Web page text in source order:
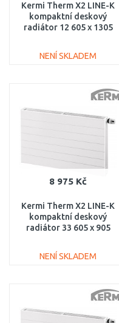
Kermi Therm X2 LINE-K
kompaktní deskový
radiátor 12 605 x 1305
NENÍ SKLADEM
8 975 Kč
Kermi Therm X2 LINE-K
kompaktní deskový
radiátor 33 605 x 905
NENÍ SKLADEM